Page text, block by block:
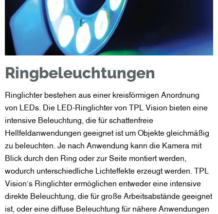
Ringbeleuchtungen
Ringlichter bestehen aus einer kreisförmigen Anordnung
von LEDs. Die LED-Ringlichter von TPL Vision bieten eine
intensive Beleuchtung, die für schattenfreie
Hellfeldanwendungen geeignet ist um Objekte gleichmäßig
zu beleuchten. Je nach Anwendung kann die Kamera mit
Blick durch den Ring oder zur Seite montiert werden,
wodurch unterschiedliche Lichteffekte erzeugt werden. TPL
Vision‘s Ringlichter ermöglichen entweder eine intensive
direkte Beleuchtung, die für große Arbeitsabstände geeignet
ist, oder eine diffuse Beleuchtung für nähere Anwendungen